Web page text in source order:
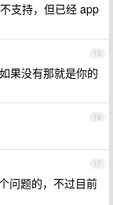
支持，但已经 app
15
果没有那就是你的
16
17
问题的，不过目前